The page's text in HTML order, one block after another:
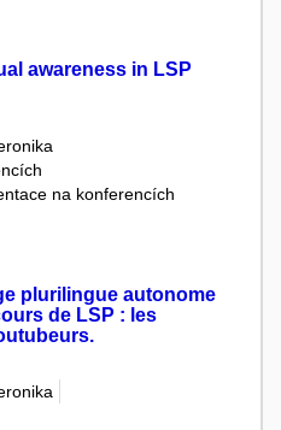
awareness in LSP
na konferencích
plurilingue autonome
de LSP : les